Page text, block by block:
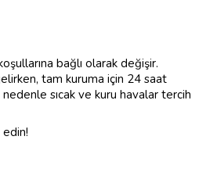
bağlı olarak değişir.
tam kuruma için 24 saat
sıcak ve kuru havalar tercih